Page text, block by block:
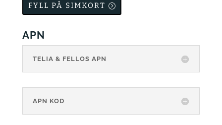
FYLL PÅ SIMKORT
APN
TELIA & FELLOS APN
APN KOD